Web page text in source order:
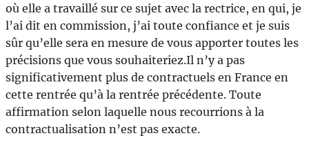
où elle a travaillé sur ce sujet avec la rectrice, en qui, je
l’ai dit en commission, j’ai toute confiance et je suis
sûr qu’elle sera en mesure de vous apporter toutes les
précisions que vous souhaiteriez.Il n’y a pas
significativement plus de contractuels en France en
cette rentrée qu’à la rentrée précédente. Toute
affirmation selon laquelle nous recourrions à la
contractualisation n’est pas exacte.